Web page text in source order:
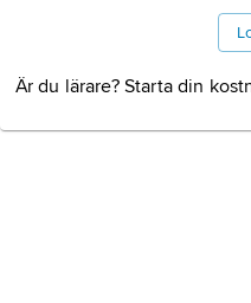
Är du lärare? Starta din